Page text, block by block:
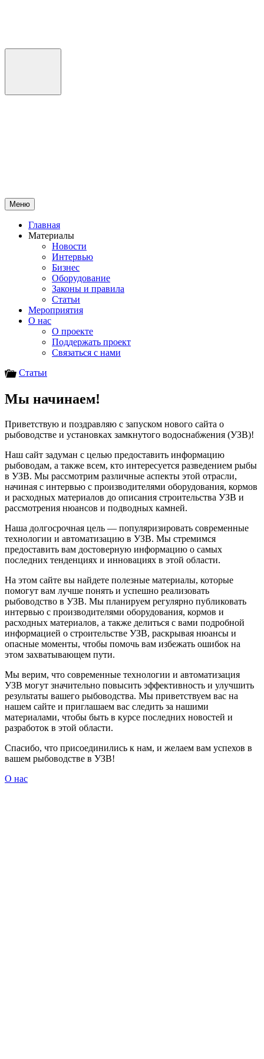
Меню
Главная
Материалы
Новости
Интервью
Бизнес
Оборудование
Законы и правила
Статьи
Мероприятия
О нас
О проекте
Поддержать проект
Связаться с нами
Статьи
Мы начинаем!
Приветствую и поздравляю с запуском нового сайта о
рыбоводстве и установках замкнутого водоснабжения (УЗВ)!
Наш сайт задуман с целью предоставить информацию
рыбоводам, а также всем, кто интересуется разведением рыбы
в УЗВ. Мы рассмотрим различные аспекты этой отрасли,
начиная с интервью с производителями оборудования, кормов
и расходных материалов до описания строительства УЗВ и
рассмотрения нюансов и подводных камней.
Наша долгосрочная цель — популяризировать современные
технологии и автоматизацию в УЗВ. Мы стремимся
предоставить вам достоверную информацию о самых
последних тенденциях и инновациях в этой области.
На этом сайте вы найдете полезные материалы, которые
помогут вам лучше понять и успешно реализовать
рыбоводство в УЗВ. Мы планируем регулярно публиковать
интервью с производителями оборудования, кормов и
расходных материалов, а также делиться с вами подробной
информацией о строительстве УЗВ, раскрывая нюансы и
опасные моменты, чтобы помочь вам избежать ошибок на
этом захватывающем пути.
Мы верим, что современные технологии и автоматизация
УЗВ могут значительно повысить эффективность и улучшить
результаты вашего рыбоводства. Мы приветствуем вас на
нашем сайте и приглашаем вас следить за нашими
материалами, чтобы быть в курсе последних новостей и
разработок в этой области.
Спасибо, что присоединились к нам, и желаем вам успехов в
вашем рыбоводстве в УЗВ!
О нас